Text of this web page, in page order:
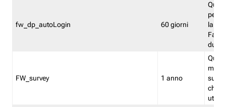
fw_dp_autoLogin 60 giorni
la
FW_survey 1 anno
utenti